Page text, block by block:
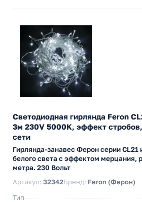
Светодиодная гирлянда Feron
3м 230V 5000K, эффект
сети
Гирлянда-занавес Ферон серии CL21
белого света с эффектом мерцания,
метра. 230 Вольт
Артикул: 32342Бренд: Feron (Ферон)
Тип